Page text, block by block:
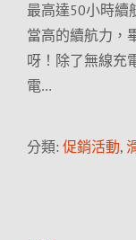
最高達50小時續
當高的續航力，
呀！除了無線充
電…
分類: 促銷活動,